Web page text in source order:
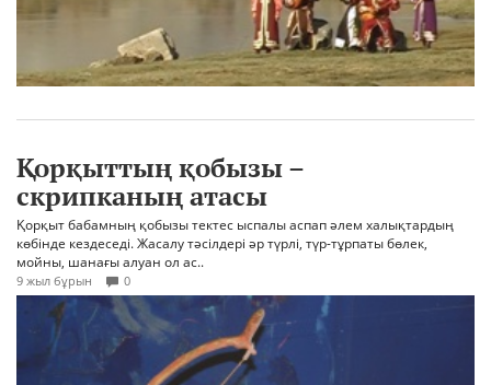
Қорқыттың қобызы –
скрипканың атасы
Қорқыт бабамның қобызы тектес ыспалы аспап әлем халықтардың
көбінде кездеседі. Жасалу тәсілдері әр түрлі, түр-тұрпаты бөлек,
мойны, шанағы алуан ол ас..
9 жыл бұрын 0